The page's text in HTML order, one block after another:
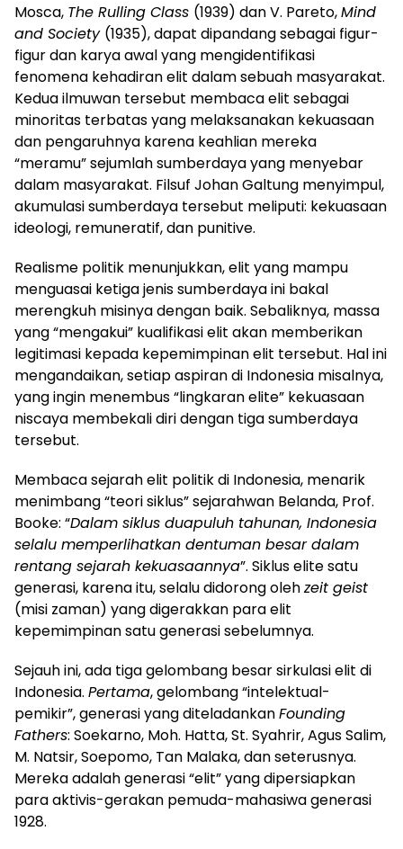
Mosca, The Rulling Class (1939) dan V. Pareto,Mind
and Society (1935), dapat dipandang sebagai figur-
figur dan karya awal yang mengidentifikasi
fenomena kehadiran elit dalam sebuah masyarakat.
Kedua ilmuwan tersebut membaca elit sebagai
minoritas terbatas yang melaksanakan kekuasaan
dan pengaruhnya karena keahlian mereka
“meramu” sejumlah sumberdaya yang menyebar
dalam masyarakat. Filsuf Johan Galtung menyimpul,
akumulasi sumberdaya tersebut meliputi: kekuasaan
ideologi, remuneratif, dan punitive.
Realisme politik menunjukkan, elit yang mampu
menguasai ketiga jenis sumberdaya ini bakal
merengkuh misinya dengan baik. Sebaliknya, massa
yang “mengakui” kualifikasi elit akan memberikan
legitimasi kepada kepemimpinan elit tersebut. Hal ini
mengandaikan, setiap aspiran di Indonesia misalnya,
yang ingin menembus “lingkaran elite” kekuasaan
niscaya membekali diri dengan tiga sumberdaya
tersebut.
Membaca sejarah elit politik di Indonesia, menarik
menimbang “teori siklus” sejarahwan Belanda, Prof.
Booke: “Dalam siklus duapuluh tahunan, Indonesia
selalu memperlihatkan dentuman besar dalam
rentang sejarah kekuasaannya”. Siklus elite satu
generasi, karena itu, selalu didorong olehzeit geist
(misi zaman) yang digerakkan para elit
kepemimpinan satu generasi sebelumnya.
Sejauh ini, ada tiga gelombang besar sirkulasi elit di
Indonesia. Pertama, gelombang “intelektual-
pemikir”, generasi yang diteladankanFounding
Fathers: Soekarno, Moh. Hatta, St. Syahrir, Agus Salim,
M. Natsir, Soepomo, Tan Malaka, dan seterusnya.
Mereka adalah generasi “elit” yang dipersiapkan
para aktivis-gerakan pemuda-mahasiwa generasi
1928.